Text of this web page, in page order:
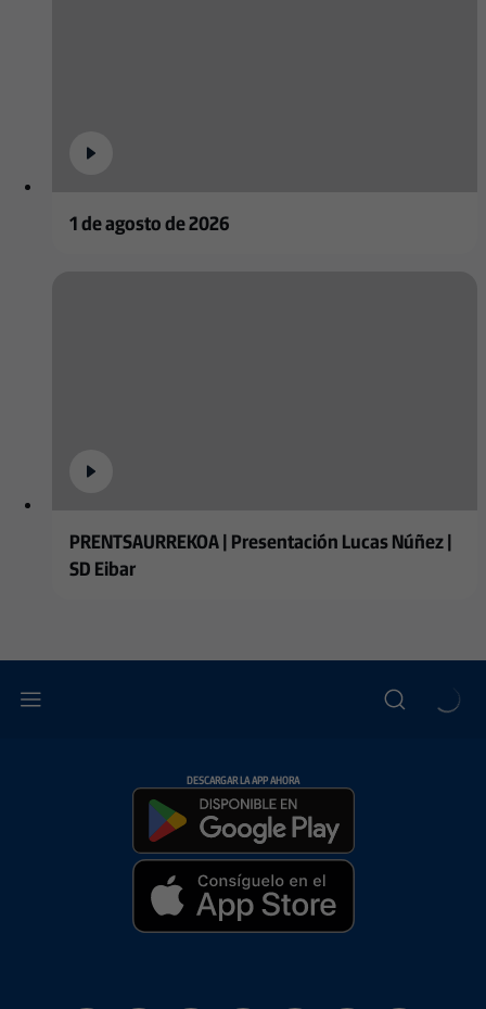
1 de agosto de 2026
PRENTSAURREKOA | Presentación Lucas Núñez |
SD Eibar
DESCARGAR LA APP AHORA